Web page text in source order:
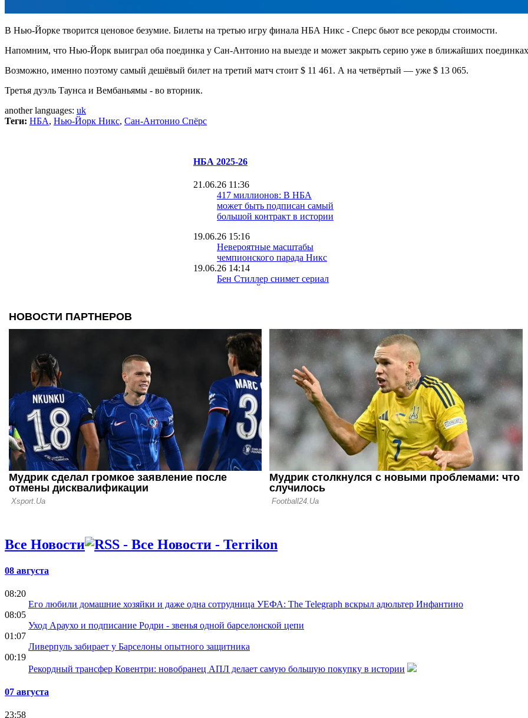
В Нью-Йорке творится ценовое безумие. Билеты на третью игру финала НБА Никс - Сперс бьют все рекорды стоимости.
Напомним, что Нью-Йорк выиграл оба поединка у Сан-Антонио на выезде и может закрыть серию уже в ближайших
Возможно, именно поэтому самый дешёвый билет на третий матч стоит $ 11 461. А на четвёртый — уже $ 13 065.
Третья дуэль Таунса и Вембаньямы - во вторник.
another languages: uk
Теги: НБА, Нью-Йорк Никс, Сан-Антонио Спёрс
НБА 2025-26
21.06.26 11:36
417 миллионов: В НБА
может быть подписан самый
большой контракт в истории
19.06.26 15:16
Невероятные масштабы
чемпионского парада Никс
19.06.26 14:14
Бен Стиллер снимет сериал
Сан-Антонио побил рекорд
этого тысячелетия
15.06.26 20:00
НБА: Чикаго Буллз
получили нового тренера
Все Новости
08 августа
08:20
Его любили домашние хозяйки и даже одна сотрудница УЕФА: The Telegraph вскрыл адюльтер Инфантино
08:05
Уход Араухо и подписание Родри - звенья одной барселонской цепи
01:07
Ливерпуль забирает у Барселоны опытного защитника
00:19
Рекордный трансфер Ковентри: новобранец АПЛ делает самую большую покупку в истории
07 августа
23:58